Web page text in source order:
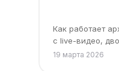
Как работает
с live-видео,
событий и
19 марта 2026